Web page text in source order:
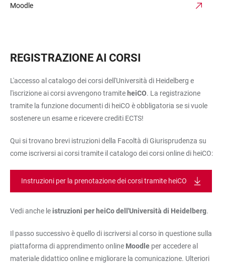
Moodle
REGISTRAZIONE AI CORSI
L'accesso al catalogo dei corsi dell'Università di Heidelberg e
l'iscrizione ai corsi avvengono tramite heiCO. La registrazione
tramite la funzione documenti di heiCO è obbligatoria se si vuole
sostenere un esame e ricevere crediti ECTS!
Qui si trovano brevi istruzioni della Facoltà di Giurisprudenza su
come iscriversi ai corsi tramite il catalogo dei corsi online di heiCO:
Instruzioni per la prenotazione dei corsi tramite heiCO
Vedi anche le istruzioni per heiCo dell'Università di Heidelberg.
Il passo successivo è quello di iscriversi al corso in questione sulla
piattaforma di apprendimento online Moodle per accedere al
materiale didattico online e migliorare la comunicazione. Ulteriori